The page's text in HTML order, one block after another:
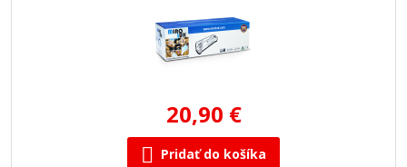
20,90 €
Pridať do košíka